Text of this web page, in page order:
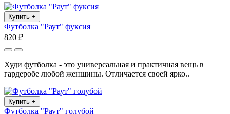
Купить +
Футболка "Раут" фуксия
820 ₽
Худи футболка - это универсальная и практичная вещь в
гардеробе любой женщины. Отличается своей ярко..
Купить +
Футболка "Раут" голубой